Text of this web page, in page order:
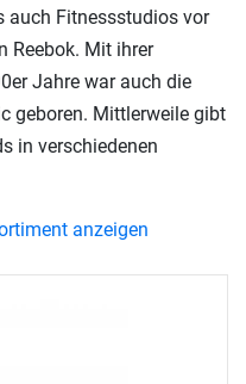
auch Fitnessstudios vor
Reebok. Mit ihrer
Jahre war auch die
geboren. Mittlerweile gibt
in verschiedenen
anzeigen